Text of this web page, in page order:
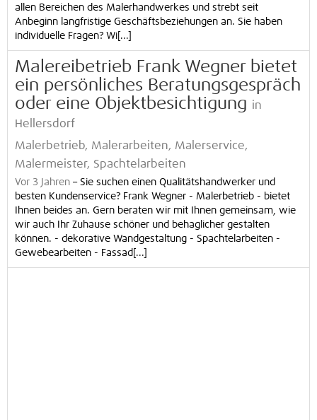
allen Bereichen des Malerhandwerkes und strebt seit
Anbeginn langfristige Geschäftsbeziehungen an. Sie haben
individuelle Fragen? Wi[...]
Malereibetrieb Frank Wegner bietet
ein persönliches Beratungsgespräch
oder eine Objektbesichtigung in
Hellersdorf
Malerbetrieb, Malerarbeiten, Malerservice,
Malermeister, Spachtelarbeiten
Vor 3 Jahren – Sie suchen einen Qualitätshandwerker und
besten Kundenservice? Frank Wegner - Malerbetrieb - bietet
Ihnen beides an. Gern beraten wir mit Ihnen gemeinsam, wie
wir auch Ihr Zuhause schöner und behaglicher gestalten
können. - dekorative Wandgestaltung - Spachtelarbeiten -
Gewebearbeiten - Fassad[...]